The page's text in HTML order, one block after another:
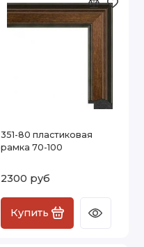
351-80 пластиковая
рамка 70-100
2300 руб
Купить